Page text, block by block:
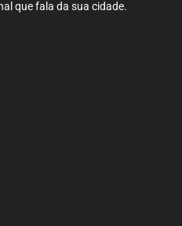
que fala da sua cidade.